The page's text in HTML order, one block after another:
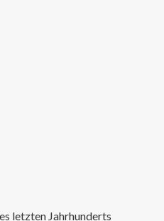
letzten Jahrhunderts